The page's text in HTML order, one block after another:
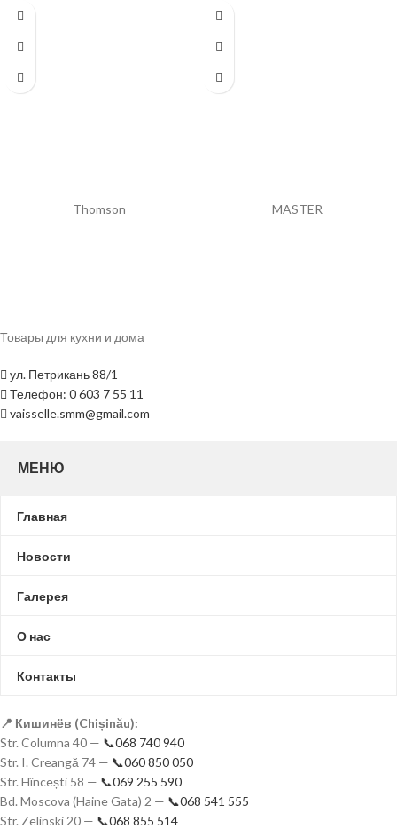
антипригарные покрытия
отверстием для подвешивания
легко моется, подходит для
Материал: пластик
Цвет: чёрный
Товары для кухни и дома
ул. Петрикань 88/1
Телефон: 0 603 7 55 11
vaisselle.smm@gmail.com
МЕНЮ
Главная
Новости
Галерея
О нас
Контакты
📍 Кишинёв (Chișinău):
Str. Columna 40 — 📞068 740 940
Str. I. Creangă 74 — 📞060 850 050
Str. Hîncești 58 — 📞069 255 590
Bd. Moscova (Haine Gata) 2 — 📞068 541 555
Str. Zelinski 20 — 📞068 855 514